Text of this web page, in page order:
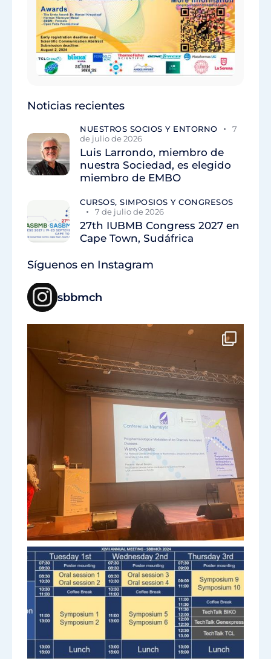
Noticias recientes
NUESTROS SOCIOS Y ENTORNO
7
de julio de 2026
Luis Larrondo, miembro de
nuestra Sociedad, es elegido
miembro de EMBO
CURSOS, SIMPOSIOS Y CONGRESOS
7 de julio de 2026
27th IUBMB Congress 2027 en
Cape Town, Sudáfrica
Síguenos en Instagram
sbbmch